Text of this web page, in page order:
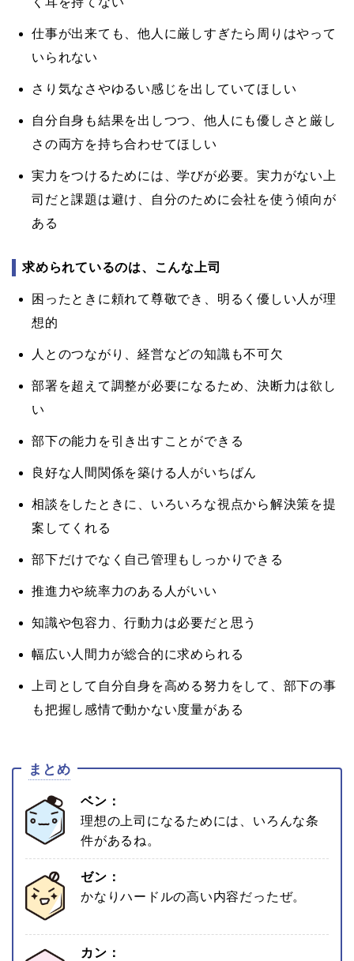
仕事が出来ても、他人に厳しすぎたら周りはやって
いられない
さり気なさやゆるい感じを出していてほしい
自分自身も結果を出しつつ、他人にも優しさと厳し
さの両方を持ち合わせてほしい
実力をつけるためには、学びが必要。実力がない上
司だと課題は避け、自分のために会社を使う傾向が
ある
求められているのは、こんな上司
困ったときに頼れて尊敬でき、明るく優しい人が理
想的
人とのつながり、経営などの知識も不可欠
部署を超えて調整が必要になるため、決断力は欲し
い
部下の能力を引き出すことができる
良好な人間関係を築ける人がいちばん
相談をしたときに、いろいろな視点から解決策を提
案してくれる
部下だけでなく自己管理もしっかりできる
推進力や統率力のある人がいい
知識や包容力、行動力は必要だと思う
幅広い人間力が総合的に求められる
上司として自分自身を高める努力をして、部下の事
も把握し感情で動かない度量がある
まとめ
ベン：
理想の上司になるためには、いろんな条
件があるね。
ゼン：
かなりハードルの高い内容だったぜ。
カン：